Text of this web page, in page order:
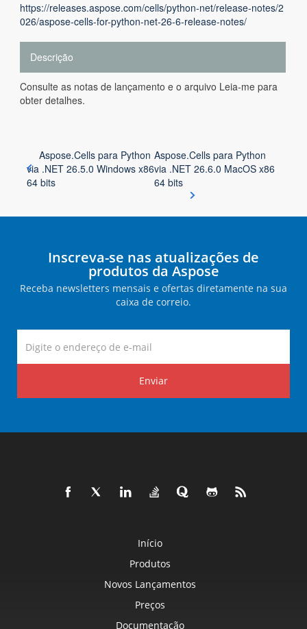
https://releases.aspose.com/cells/python-net/release-notes/2
026/aspose-cells-for-python-net-26-6-release-notes/
Descrição
Consulte as notas de lançamento e o arquivo Leia-me para
obter detalhes.
Aspose.Cells para Python
via .NET 26.5.0 Windows x86
64 bits
Aspose.Cells para Python
via .NET 26.6.0 MacOS x86
64 bits
Inscreva-se nas atualizações de
produtos da Aspose
Receba newsletters mensais e ofertas diretamente na sua
caixa de correio.
Enviar
Início
Produtos
Novos Lançamentos
Preços
Documentação